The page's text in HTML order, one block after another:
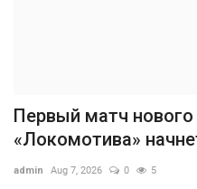
Первый матч нового
«Локомотива»
admin Aug 7, 2026 0 5